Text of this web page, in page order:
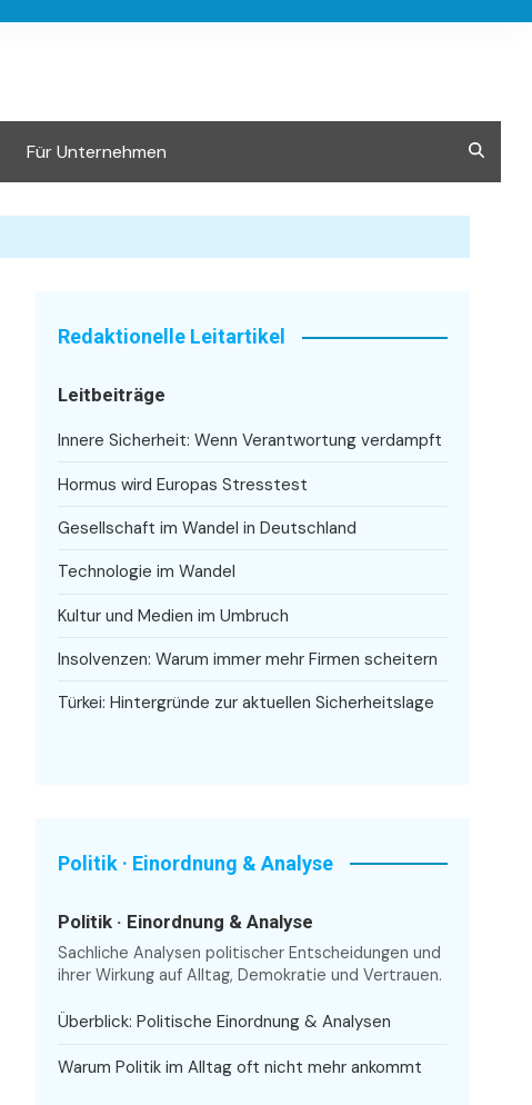
Für Unternehmen
Redaktionelle Leitartikel
Leitbeiträge
Innere Sicherheit: Wenn Verantwortung verdampft
Hormus wird Europas Stresstest
Gesellschaft im Wandel in Deutschland
Technologie im Wandel
Kultur und Medien im Umbruch
Insolvenzen: Warum immer mehr Firmen scheitern
Türkei: Hintergründe zur aktuellen Sicherheitslage
Politik · Einordnung & Analyse
Politik · Einordnung & Analyse
Sachliche Analysen politischer Entscheidungen und
ihrer Wirkung auf Alltag, Demokratie und Vertrauen.
Überblick: Politische Einordnung & Analysen
Warum Politik im Alltag oft nicht mehr ankommt